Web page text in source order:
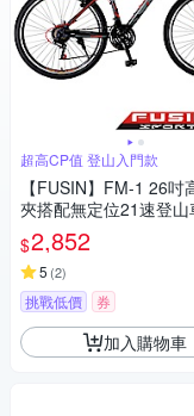
超高CP值 登山入門款
【FUSIN】FM-1 26吋
夾搭配無定位21速登山
組裝版
$2,852
5 (2)
挑戰低價 券
加入購物車